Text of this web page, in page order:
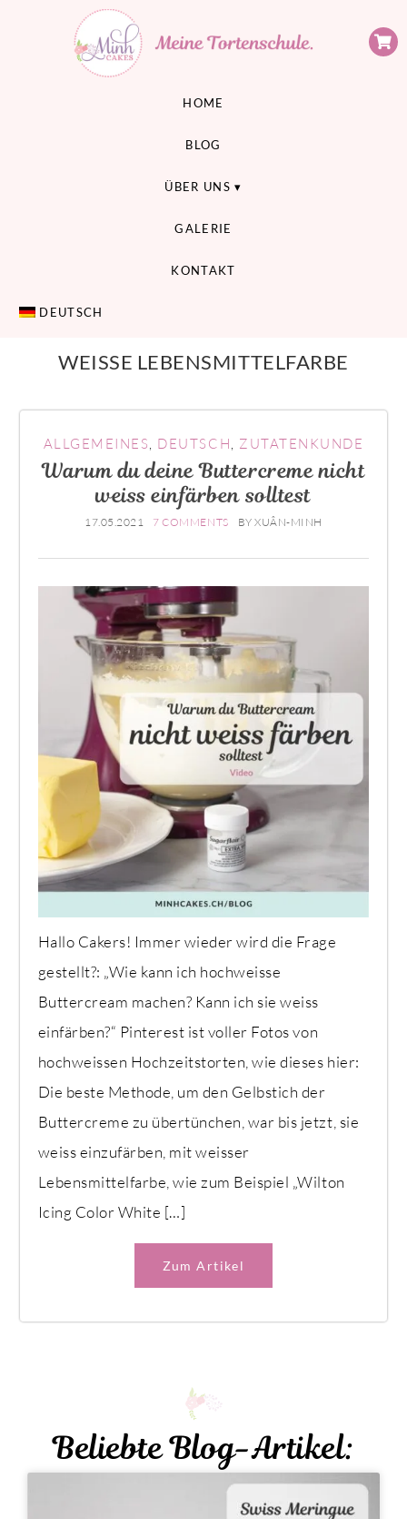
MEINE TORTENSCHULE
HOME
BLOG
ÜBER UNS
GALERIE
KONTAKT
DEUTSCH
WEISSE LEBENSMITTELFARBE
ALLGEMEINES DEUTSCH ZUTATENKUNDE
Warum du deine Buttercreme nicht
weiss einfärben solltest
17.05.2021 7 COMMENTS BYXUÂN-MINH
Hallo Cakers! Immer wieder wird die Frage
gestellt?: „Wie kann ich hochweisse
Buttercream machen? Kann ich sie weiss
einfärben?“ Pinterest ist voller Fotos von
hochweissen Hochzeitstorten, wie dieses hier:
Die beste Methode, um den Gelbstich der
Buttercreme zu übertünchen, war bis jetzt, sie
weiss einzufärben, mit weisser
Lebensmittelfarbe, wie zum Beispiel „Wilton
Icing Color White […]
Zum Artikel
Beliebte Blog-Artikel: